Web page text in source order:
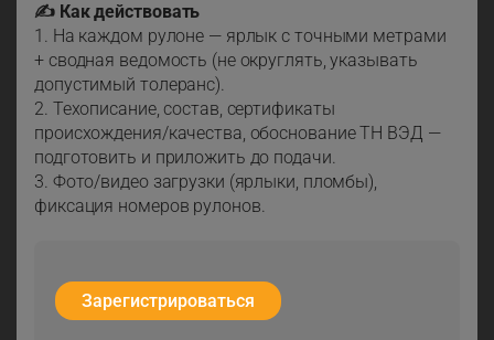
✍️ Как действовать
1. На каждом рулоне — ярлык с точными метрами
+ сводная ведомость (не округлять, указывать
допустимый толеранс).
2. Техописание, состав, сертификаты
происхождения/качества, обоснование ТН ВЭД —
подготовить и приложить до подачи.
3. Фото/видео загрузки (ярлыки, пломбы),
фиксация номеров рулонов.
Зарегистрироваться